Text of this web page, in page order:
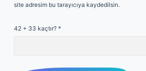
site adresim bu tarayıcıya kaydedilsin.
42 + 33 kaçtır? *